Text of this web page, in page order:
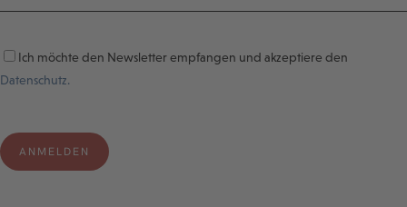
Ich möchte den Newsletter empfangen und akzeptiere den
Datenschutz.